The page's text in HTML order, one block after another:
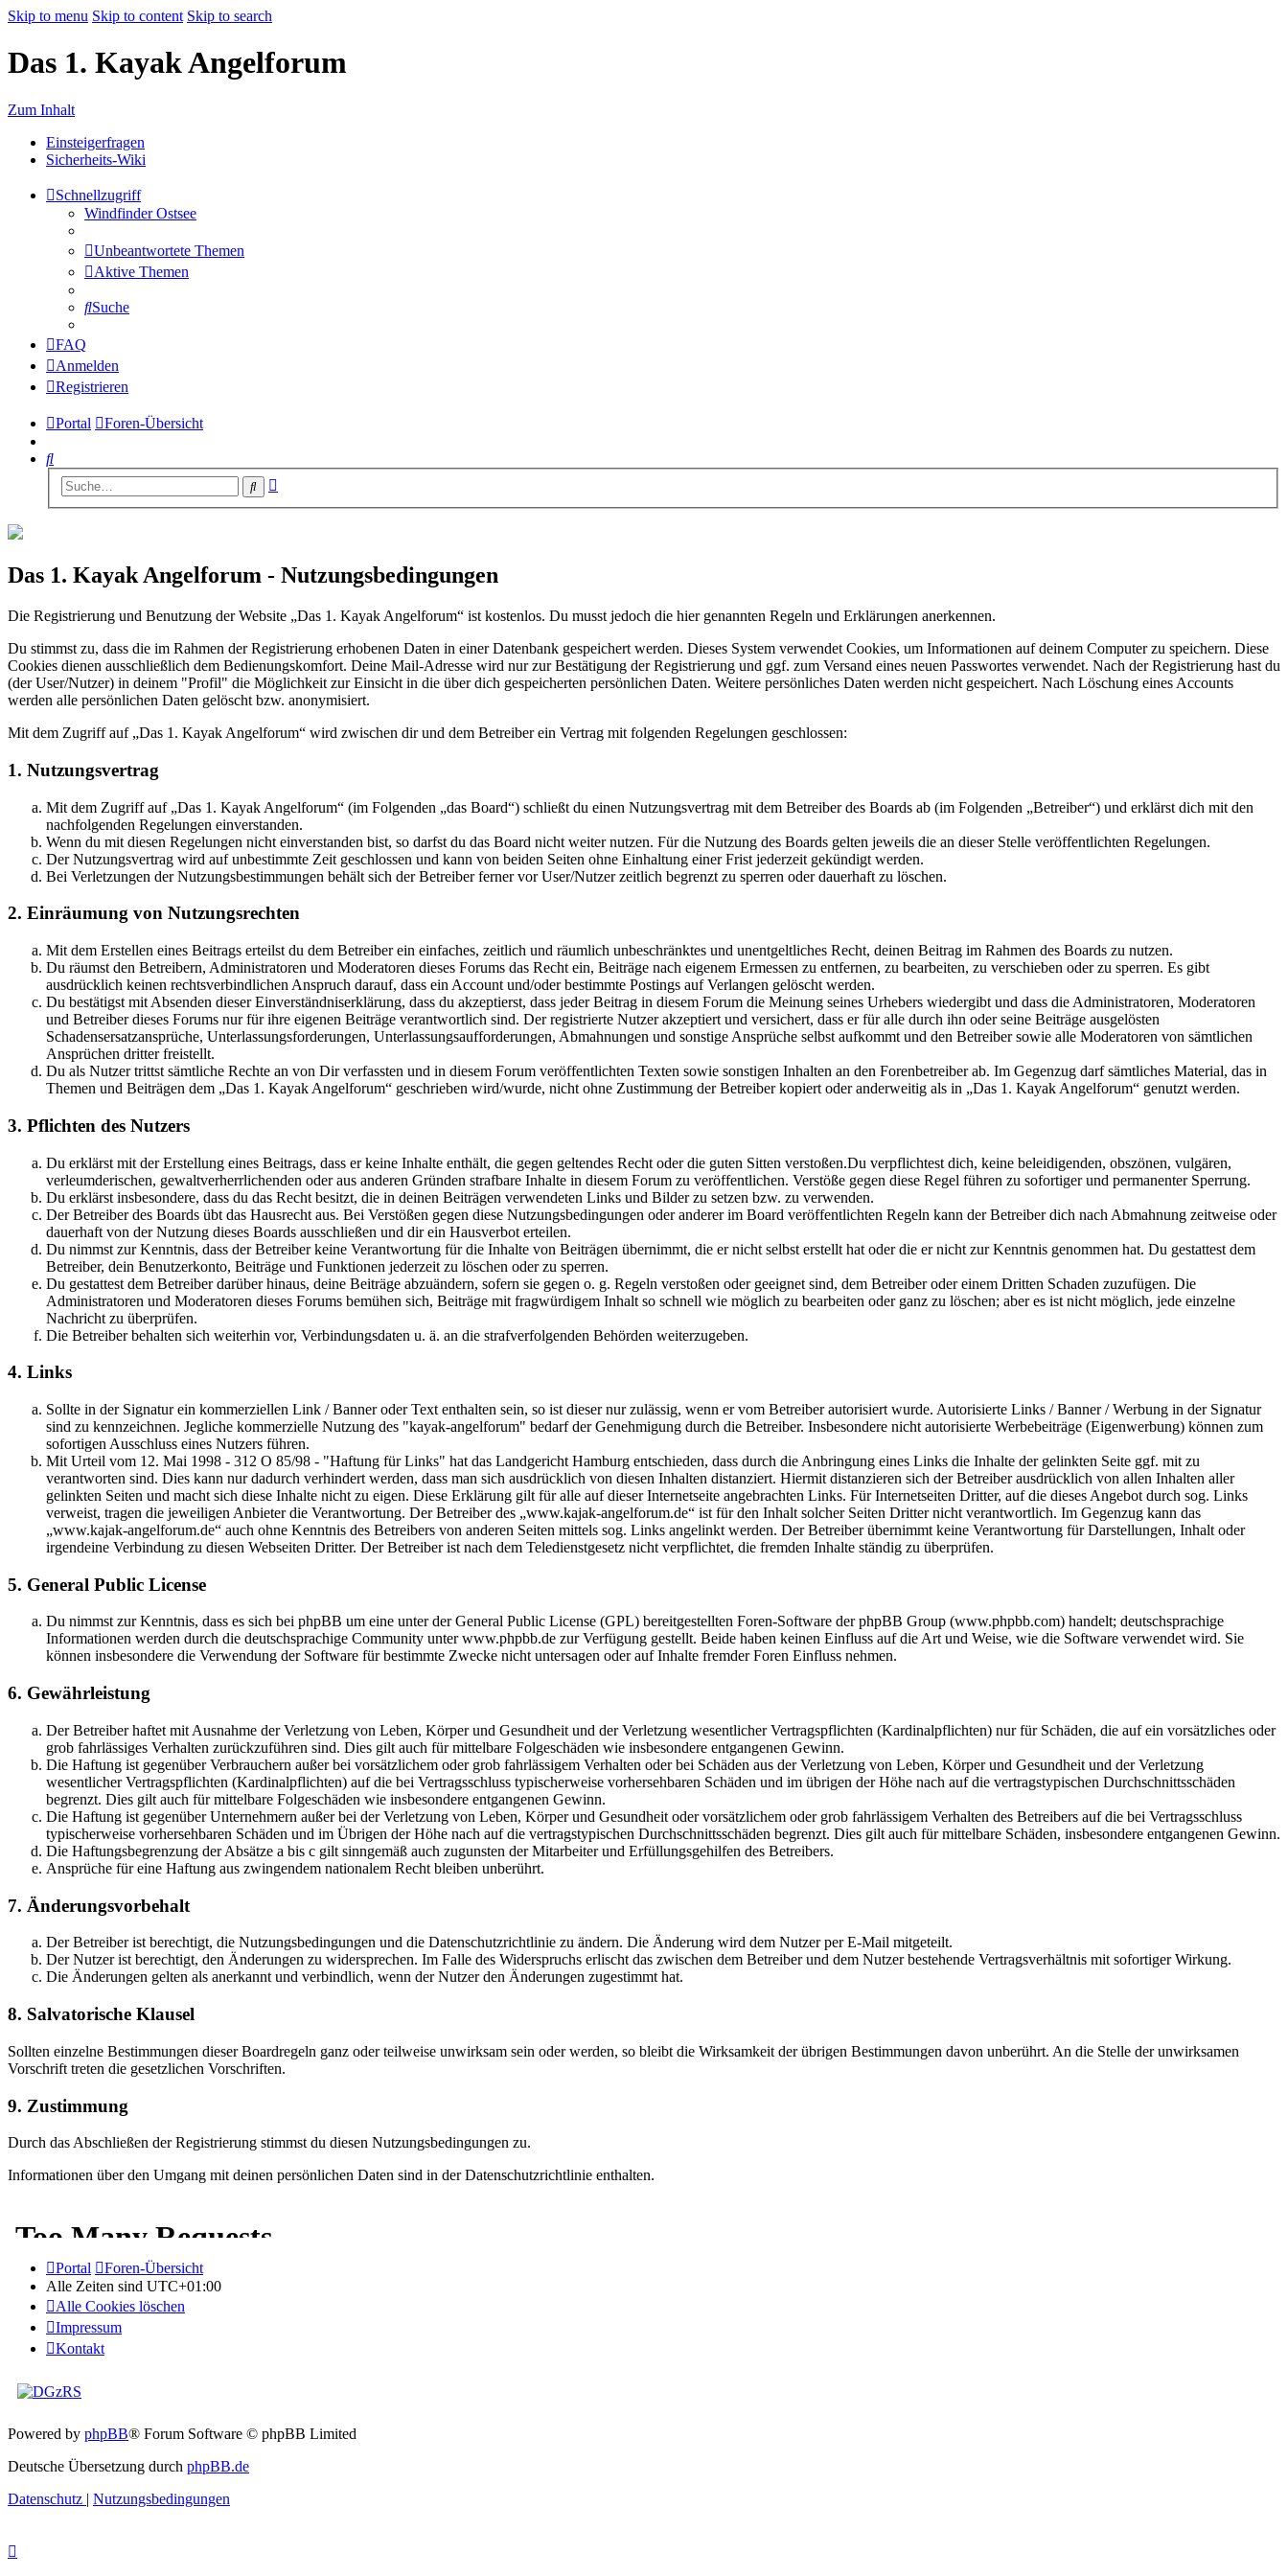
Skip to menu Skip to content Skip to search
Das 1. Kayak Angelforum
Zum Inhalt
Einsteigerfragen
Sicherheits-Wiki
Schnellzugriff
Windfinder Ostsee
Unbeantwortete Themen
Aktive Themen
Suche
FAQ
Anmelden
Registrieren
Portal Foren-Übersicht
Suche
Suche
Das 1. Kayak Angelforum - Nutzungsbedingungen
Die Registrierung und Benutzung der Website „Das 1. Kayak Angelforum“ ist kostenlos. Du musst jedoch die hier genannten Regeln und Erklärungen anerkennen.
Du stimmst zu, dass die im Rahmen der Registrierung erhobenen Daten in einer Datenbank gespeichert werden. Dieses System verwendet Cookies, um Informationen auf deinem Computer zu speichern. Diese
Cookies dienen ausschließlich dem Bedienungskomfort. Deine Mail-Adresse wird nur zur Bestätigung der Registrierung und ggf. zum Versand eines neuen Passwortes verwendet. Nach der Registrierung hast du
(der User/Nutzer) in deinem "Profil" die Möglichkeit zur Einsicht in die über dich gespeicherten persönlichen Daten. Weitere persönliches Daten werden nicht gespeichert. Nach Löschung eines Accounts
werden alle persönlichen Daten gelöscht bzw. anonymisiert.
Mit dem Zugriff auf „Das 1. Kayak Angelforum“ wird zwischen dir und dem Betreiber ein Vertrag mit folgenden Regelungen geschlossen:
1. Nutzungsvertrag
Mit dem Zugriff auf „Das 1. Kayak Angelforum“ (im Folgenden „das Board“) schließt du einen Nutzungsvertrag mit dem Betreiber des Boards ab (im Folgenden „Betreiber“) und erklärst dich mit den
nachfolgenden Regelungen einverstanden.
Wenn du mit diesen Regelungen nicht einverstanden bist, so darfst du das Board nicht weiter nutzen. Für die Nutzung des Boards gelten jeweils die an dieser Stelle veröffentlichten Regelungen.
Der Nutzungsvertrag wird auf unbestimmte Zeit geschlossen und kann von beiden Seiten ohne Einhaltung einer Frist jederzeit gekündigt werden.
Bei Verletzungen der Nutzungsbestimmungen behält sich der Betreiber ferner vor User/Nutzer zeitlich begrenzt zu sperren oder dauerhaft zu löschen.
2. Einräumung von Nutzungsrechten
Mit dem Erstellen eines Beitrags erteilst du dem Betreiber ein einfaches, zeitlich und räumlich unbeschränktes und unentgeltliches Recht, deinen Beitrag im Rahmen des Boards zu nutzen.
Du räumst den Betreibern, Administratoren und Moderatoren dieses Forums das Recht ein, Beiträge nach eigenem Ermessen zu entfernen, zu bearbeiten, zu verschieben oder zu sperren. Es gibt
ausdrücklich keinen rechtsverbindlichen Anspruch darauf, dass ein Account und/oder bestimmte Postings auf Verlangen gelöscht werden.
Du bestätigst mit Absenden dieser Einverständniserklärung, dass du akzeptierst, dass jeder Beitrag in diesem Forum die Meinung seines Urhebers wiedergibt und dass die Administratoren, Moderatoren
und Betreiber dieses Forums nur für ihre eigenen Beiträge verantwortlich sind. Der registrierte Nutzer akzeptiert und versichert, dass er für alle durch ihn oder seine Beiträge ausgelösten
Schadensersatzansprüche, Unterlassungsforderungen, Unterlassungsaufforderungen, Abmahnungen und sonstige Ansprüche selbst aufkommt und den Betreiber sowie alle Moderatoren von sämtlichen
Ansprüchen dritter freistellt.
Du als Nutzer trittst sämtliche Rechte an von Dir verfassten und in diesem Forum veröffentlichten Texten sowie sonstigen Inhalten an den Forenbetreiber ab. Im Gegenzug darf sämtliches Material, das in
Themen und Beiträgen dem „Das 1. Kayak Angelforum“ geschrieben wird/wurde, nicht ohne Zustimmung der Betreiber kopiert oder anderweitig als in „Das 1. Kayak Angelforum“ genutzt werden.
3. Pflichten des Nutzers
Du erklärst mit der Erstellung eines Beitrags, dass er keine Inhalte enthält, die gegen geltendes Recht oder die guten Sitten verstoßen.Du verpflichtest dich, keine beleidigenden, obszönen, vulgären,
verleumderischen, gewaltverherrlichenden oder aus anderen Gründen strafbare Inhalte in diesem Forum zu veröffentlichen. Verstöße gegen diese Regel führen zu sofortiger und permanenter Sperrung.
Du erklärst insbesondere, dass du das Recht besitzt, die in deinen Beiträgen verwendeten Links und Bilder zu setzen bzw. zu verwenden.
Der Betreiber des Boards übt das Hausrecht aus. Bei Verstößen gegen diese Nutzungsbedingungen oder anderer im Board veröffentlichten Regeln kann der Betreiber dich nach Abmahnung zeitweise oder
dauerhaft von der Nutzung dieses Boards ausschließen und dir ein Hausverbot erteilen.
Du nimmst zur Kenntnis, dass der Betreiber keine Verantwortung für die Inhalte von Beiträgen übernimmt, die er nicht selbst erstellt hat oder die er nicht zur Kenntnis genommen hat. Du gestattest dem
Betreiber, dein Benutzerkonto, Beiträge und Funktionen jederzeit zu löschen oder zu sperren.
Du gestattest dem Betreiber darüber hinaus, deine Beiträge abzuändern, sofern sie gegen o. g. Regeln verstoßen oder geeignet sind, dem Betreiber oder einem Dritten Schaden zuzufügen. Die
Administratoren und Moderatoren dieses Forums bemühen sich, Beiträge mit fragwürdigem Inhalt so schnell wie möglich zu bearbeiten oder ganz zu löschen; aber es ist nicht möglich, jede einzelne
Nachricht zu überprüfen.
Die Betreiber behalten sich weiterhin vor, Verbindungsdaten u. ä. an die strafverfolgenden Behörden weiterzugeben.
4. Links
Sollte in der Signatur ein kommerziellen Link / Banner oder Text enthalten sein, so ist dieser nur zulässig, wenn er vom Betreiber autorisiert wurde. Autorisierte Links / Banner / Werbung in der Signatur
sind zu kennzeichnen. Jegliche kommerzielle Nutzung des "kayak-angelforum" bedarf der Genehmigung durch die Betreiber. Insbesondere nicht autorisierte Werbebeiträge (Eigenwerbung) können zum
sofortigen Ausschluss eines Nutzers führen.
Mit Urteil vom 12. Mai 1998 - 312 O 85/98 - "Haftung für Links" hat das Landgericht Hamburg entschieden, dass durch die Anbringung eines Links die Inhalte der gelinkten Seite ggf. mit zu
verantworten sind. Dies kann nur dadurch verhindert werden, dass man sich ausdrücklich von diesen Inhalten distanziert. Hiermit distanzieren sich der Betreiber ausdrücklich von allen Inhalten aller
gelinkten Seiten und macht sich diese Inhalte nicht zu eigen. Diese Erklärung gilt für alle auf dieser Internetseite angebrachten Links. Für Internetseiten Dritter, auf die dieses Angebot durch sog. Links
verweist, tragen die jeweiligen Anbieter die Verantwortung. Der Betreiber des „www.kajak-angelforum.de“ ist für den Inhalt solcher Seiten Dritter nicht verantwortlich. Im Gegenzug kann das
„www.kajak-angelforum.de“ auch ohne Kenntnis des Betreibers von anderen Seiten mittels sog. Links angelinkt werden. Der Betreiber übernimmt keine Verantwortung für Darstellungen, Inhalt oder
irgendeine Verbindung zu diesen Webseiten Dritter. Der Betreiber ist nach dem Teledienstgesetz nicht verpflichtet, die fremden Inhalte ständig zu überprüfen.
5. General Public License
Du nimmst zur Kenntnis, dass es sich bei phpBB um eine unter der General Public License (GPL) bereitgestellten Foren-Software der phpBB Group (www.phpbb.com) handelt; deutschsprachige
Informationen werden durch die deutschsprachige Community unter www.phpbb.de zur Verfügung gestellt. Beide haben keinen Einfluss auf die Art und Weise, wie die Software verwendet wird. Sie
können insbesondere die Verwendung der Software für bestimmte Zwecke nicht untersagen oder auf Inhalte fremder Foren Einfluss nehmen.
6. Gewährleistung
Der Betreiber haftet mit Ausnahme der Verletzung von Leben, Körper und Gesundheit und der Verletzung wesentlicher Vertragspflichten (Kardinalpflichten) nur für Schäden, die auf ein vorsätzliches oder
grob fahrlässiges Verhalten zurückzuführen sind. Dies gilt auch für mittelbare Folgeschäden wie insbesondere entgangenen Gewinn.
Die Haftung ist gegenüber Verbrauchern außer bei vorsätzlichem oder grob fahrlässigem Verhalten oder bei Schäden aus der Verletzung von Leben, Körper und Gesundheit und der Verletzung
wesentlicher Vertragspflichten (Kardinalpflichten) auf die bei Vertragsschluss typischerweise vorhersehbaren Schäden und im übrigen der Höhe nach auf die vertragstypischen Durchschnittsschäden
begrenzt. Dies gilt auch für mittelbare Folgeschäden wie insbesondere entgangenen Gewinn.
Die Haftung ist gegenüber Unternehmern außer bei der Verletzung von Leben, Körper und Gesundheit oder vorsätzlichem oder grob fahrlässigem Verhalten des Betreibers auf die bei Vertragsschluss
typischerweise vorhersehbaren Schäden und im Übrigen der Höhe nach auf die vertragstypischen Durchschnittsschäden begrenzt. Dies gilt auch für mittelbare Schäden, insbesondere entgangenen Gewinn.
Die Haftungsbegrenzung der Absätze a bis c gilt sinngemäß auch zugunsten der Mitarbeiter und Erfüllungsgehilfen des Betreibers.
Ansprüche für eine Haftung aus zwingendem nationalem Recht bleiben unberührt.
7. Änderungsvorbehalt
Der Betreiber ist berechtigt, die Nutzungsbedingungen und die Datenschutzrichtlinie zu ändern. Die Änderung wird dem Nutzer per E-Mail mitgeteilt.
Der Nutzer ist berechtigt, den Änderungen zu widersprechen. Im Falle des Widerspruchs erlischt das zwischen dem Betreiber und dem Nutzer bestehende Vertragsverhältnis mit sofortiger Wirkung.
Die Änderungen gelten als anerkannt und verbindlich, wenn der Nutzer den Änderungen zugestimmt hat.
8. Salvatorische Klausel
Sollten einzelne Bestimmungen dieser Boardregeln ganz oder teilweise unwirksam sein oder werden, so bleibt die Wirksamkeit der übrigen Bestimmungen davon unberührt. An die Stelle der unwirksamen
Vorschrift treten die gesetzlichen Vorschriften.
9. Zustimmung
Durch das Abschließen der Registrierung stimmst du diesen Nutzungsbedingungen zu.
Informationen über den Umgang mit deinen persönlichen Daten sind in der Datenschutzrichtlinie enthalten.
Portal
Foren-Übersicht
Alle Zeiten sind UTC+01:00
Alle Cookies löschen
Impressum
Kontakt
Powered by phpBB® Forum Software © phpBB Limited
Deutsche Übersetzung durch phpBB.de
Datenschutz | Nutzungsbedingungen